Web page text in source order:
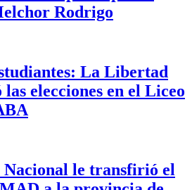
Rodrigo
La Libertad
las elecciones en el Liceo
le transfirió el